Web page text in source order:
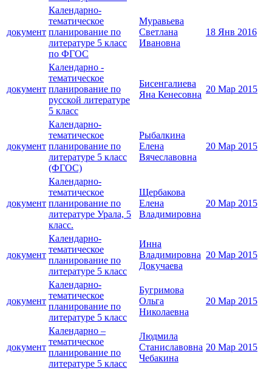
документ
Календарно-
тематическое
планирование по
литературе 5 класс
по ФГОС
Муравьева
Светлана
Ивановна
18 Янв 2016
документ
Календарно -
тематическое
планирование по
русской литературе
5 класс
Бисенгалиева
Яна Кенесовна
20 Мар 2015
документ
Календарно-
тематическое
планирование по
литературе 5 класс
(ФГОС)
Рыбалкина
Елена
Вячеславовна
20 Мар 2015
документ
Календарно-
тематическое
планирование по
литературе Урала, 5
класс.
Щербакова
Елена
Владимировна
20 Мар 2015
документ
Календарно-
тематическое
планирование по
литературе 5 класс
Инна
Владимировна
Докучаева
20 Мар 2015
документ
Календарно-
тематическое
планирование по
литературе 5 класс
Бугримова
Ольга
Николаевна
20 Мар 2015
документ
Календарно –
тематическое
планирование по
литературе 5 класс
Людмила
Станиславовна
Чебакина
20 Мар 2015